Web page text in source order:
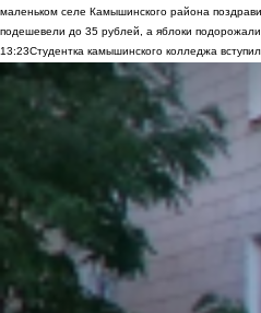
маленьком селе Камышинского района
подешевели до 35 рублей, а яблоки
13:23Студентка камышинского колледжа